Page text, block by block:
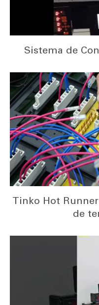
Sistema de
Tinko Hot
de